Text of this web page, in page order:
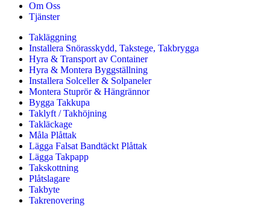
Om Oss
Tjänster
Takläggning
Installera Snörasskydd, Takstege, Takbrygga
Hyra & Transport av Container
Hyra & Montera Byggställning
Installera Solceller & Solpaneler
Montera Stuprör & Hängrännor
Bygga Takkupa
Taklyft / Takhöjning
Takläckage
Måla Plåttak
Lägga Falsat Bandtäckt Plåttak
Lägga Takpapp
Takskottning
Plåtslagare
Takbyte
Takrenovering